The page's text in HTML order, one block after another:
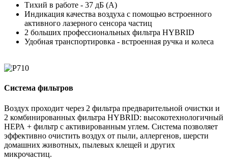
Тихий в работе - 37 дБ (А)
Индикация качества воздуха с помощью встроенного
активного лазерного сенсора частиц
2 больших профессиональных фильтра HYBRID
Удобная транспортировка - встроенная ручка и колеса
Система фильтров
Воздух проходит через 2 фильтра предварительной очистки и
2 комбинированных фильтра HYBRID: высокотехнологичный
НЕРА + фильтр с активированным углем. Система позволяет
эффективно очистить воздух от пыли, аллергенов, шерсти
домашних животных, пылевых клещей и других
микрочастиц.